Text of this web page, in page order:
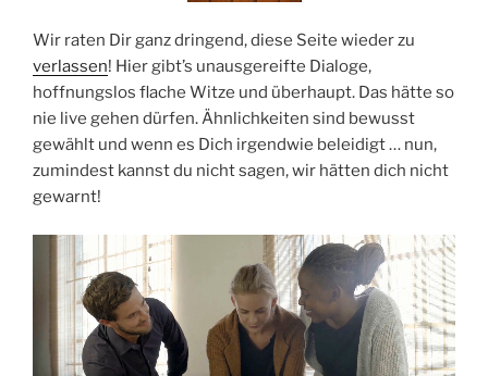
Wir raten Dir ganz dringend, diese Seite wieder zu
verlassen! Hier gibt’s unausgereifte Dialoge,
hoffnungslos flache Witze und überhaupt. Das hätte so
nie live gehen dürfen. Ähnlichkeiten sind bewusst
gewählt und wenn es Dich irgendwie beleidigt … nun,
zumindest kannst du nicht sagen, wir hätten dich nicht
gewarnt!